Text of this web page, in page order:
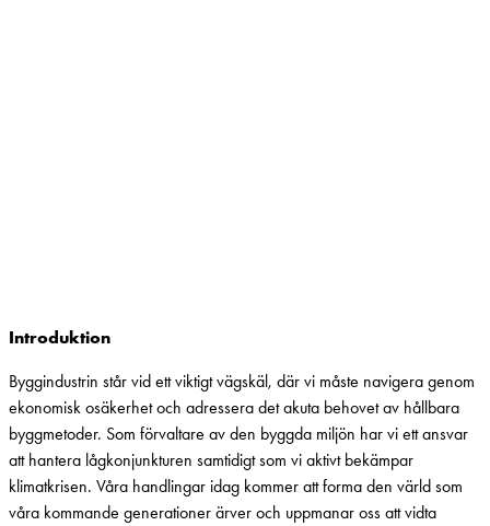
Introduktion
Byggindustrin står vid ett viktigt vägskäl, där vi måste navigera genom
ekonomisk osäkerhet och adressera det akuta behovet av hållbara
byggmetoder. Som förvaltare av den byggda miljön har vi ett ansvar
att hantera lågkonjunkturen samtidigt som vi aktivt bekämpar
klimatkrisen. Våra handlingar idag kommer att forma den värld som
våra kommande generationer ärver och uppmanar oss att vidta